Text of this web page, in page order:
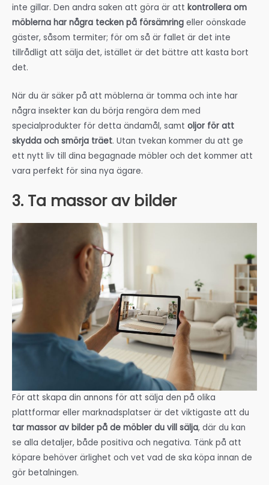
inte gillar. Den andra saken att göra är att kontrollera om
möblerna har några tecken på försämring eller oönskade
gäster, såsom termiter; för om så är fallet är det inte
tillrådligt att sälja det, istället är det bättre att kasta bort
det.
När du är säker på att möblerna är tomma och inte har
några insekter kan du börja rengöra dem med
specialprodukter för detta ändamål, samt oljor för att
skydda och smörja träet. Utan tvekan kommer du att ge
ett nytt liv till dina begagnade möbler och det kommer att
vara perfekt för sina nya ägare.
3. Ta massor av bilder
För att skapa din annons för att sälja den på olika
plattformar eller marknadsplatser är det viktigaste att du
tar massor av bilder på de möbler du vill sälja, där du kan
se alla detaljer, både positiva och negativa. Tänk på att
köpare behöver ärlighet och vet vad de ska köpa innan de
gör betalningen.